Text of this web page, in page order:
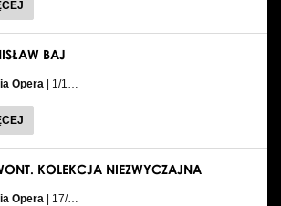
BAJ
Opera | 1/1…
KOLEKCJA NIEZWYCZAJNA
Opera | 17/…